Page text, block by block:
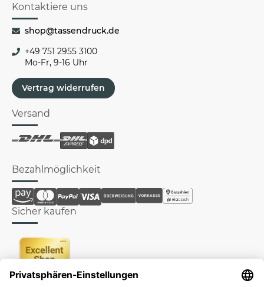
Kontaktiere uns
shop@tassendruck.de
+49 751 2955 3100
Mo-Fr, 9-16 Uhr
Vertrag widerrufen
Versand
Bezahlmöglichkeit
Sicher kaufen